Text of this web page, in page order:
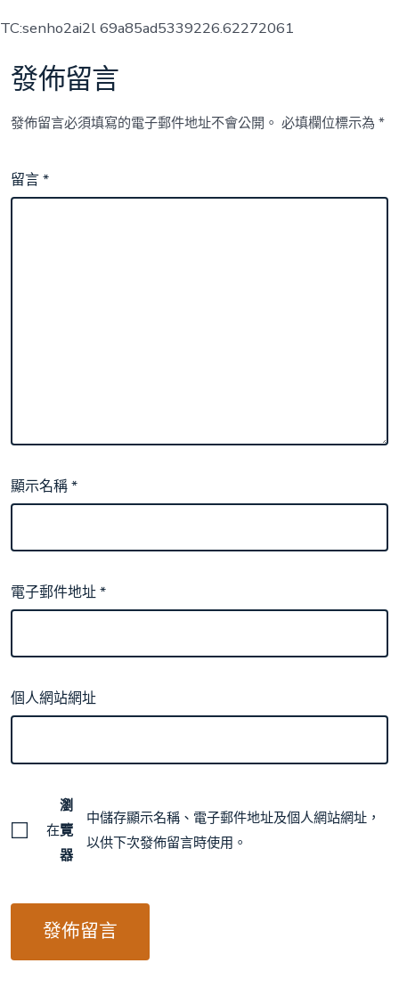
TC:senho2ai2l 69a85ad5339226.62272061
發佈留言
發佈留言必須填寫的電子郵件地址不會公開。 必填欄位標示為*
留言*
顯示名稱*
電子郵件地址*
個人網站網址
在
瀏
覽
器
中儲存顯示名稱、電子郵件地址及個人網站網址，
以供下次發佈留言時使用。